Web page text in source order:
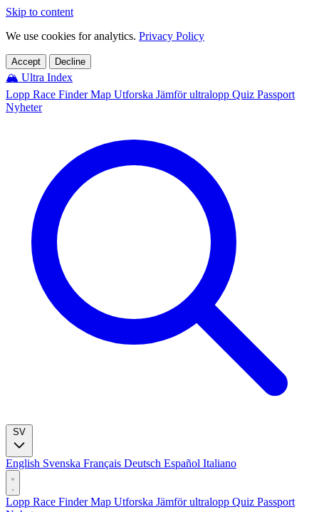
Skip to content
We use cookies for analytics. Privacy Policy
Accept Decline
🏔️ Ultra Index
Lopp Race FinderMap Utforska Jämför ultralopp Quiz Passport
Nyheter
English Svenska Français Deutsch Español Italiano
Lopp Race FinderMap Utforska Jämför ultralopp Quiz Passport